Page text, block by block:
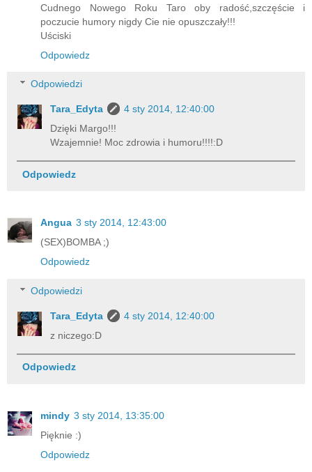
Cudnego Nowego Roku Taro oby radość,szczęście i
poczucie humory nigdy Cie nie opuszczały!!!
Uściski
Odpowiedz
Odpowiedzi
Tara_Edyta
4 sty 2014, 12:40:00
Dzięki Margo!!!
Wzajemnie! Moc zdrowia i humoru!!!!:D
Odpowiedz
Angua 3 sty 2014, 12:43:00
(SEX)BOMBA ;)
Odpowiedz
Odpowiedzi
Tara_Edyta
4 sty 2014, 12:40:00
z niczego:D
Odpowiedz
mindy 3 sty 2014, 13:35:00
Pięknie :)
Odpowiedz